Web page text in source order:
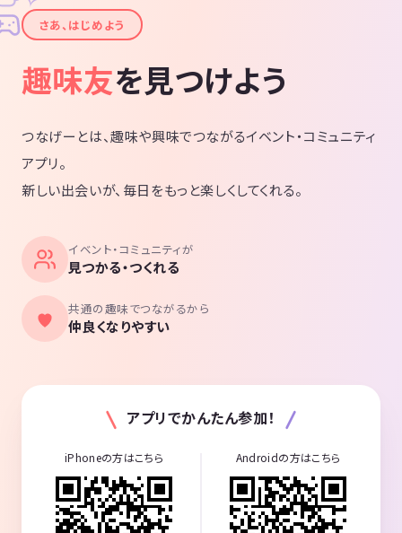
✦さあ、はじめよう
趣味友を見つけよう
つなげーとは、趣味や興味でつながるイベント・コミュニティ
アプリ。
新しい出会いが、毎日をもっと楽しくしてくれる。
イベント・コミュニティが
見つかる・つくれる
共通の趣味でつながるから
仲良くなりやすい
アプリでかんたん参加！
iPhoneの方はこちら Androidの方はこちら